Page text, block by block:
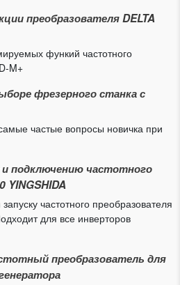
преобразователя DELTA
функий частотного
M+
фрезерного станка с
частые вопросы новичка при
и подключению частотного
YINGSHIDA
частотного преобразователя
для все инверторов
преобразователь для